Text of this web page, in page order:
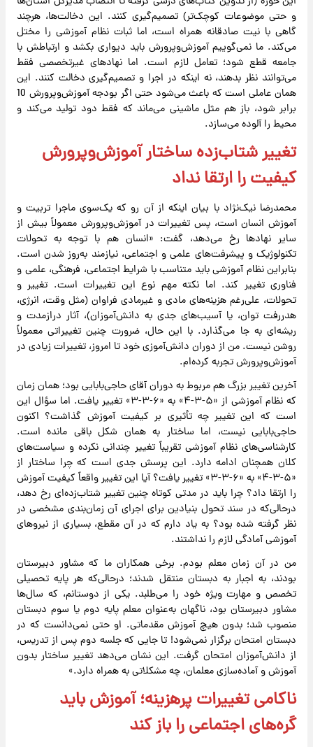
و حتی موضوعات کوچک‌تر) تصمیم‌گیری کنند. این دخالت‌ها، هرچند
گاهی با نیت صادقانه همراه است، اما ثبات نظام آموزشی را مختل
می‌کند. ما نمی‌گوییم آموزش‌وپرورش باید دیواری بکشد و ارتباطش با
جامعه قطع شود؛ تعامل لازم است. اما نهادهای غیرتخصصی فقط
می‌توانند نظر بدهند، نه اینکه در اجرا و تصمیم‌گیری دخالت کنند. این
همان عاملی است که باعث می‌شود حتی اگر بودجه آموزش‌وپرورش 10
برابر شود، باز هم مثل ماشینی می‌ماند که فقط دود تولید می‌کند و
محیط را آلوده می‌سازد.
تغییر شتاب‌زده ساختار آموزش‌وپرورش
کیفیت را ارتقا نداد
محمدرضا نیک‌نژاد با بیان اینکه از آن رو که یک‌سوی ماجرا تربیت و
آموزش انسان است، پس تغییرات در آموزش‌وپرورش معمولاً بیش از
سایر نهاد‌ها رخ می‌دهد، گفت: «انسان هم با توجه به تحولات
تکنولوژیک و پیشرفت‌های علمی و اجتماعی، نیازمند به‌روز شدن است.
بنابراین نظام آموزشی باید متناسب با شرایط اجتماعی، فرهنگی، علمی و
فناوری تغییر کند. اما نکته مهم نوع این تغییرات است. تغییر و
تحولات، علی‌رغم هزینه‌های مادی و غیرمادی فراوان (مثل وقت، انرژی،
هدررفت توان، یا آسیب‌های جدی به دانش‌آموزان)، آثار درازمدت و
ریشه‌ای به جا می‌گذارد. با این حال، ضرورت چنین تغییراتی معمولاً
روشن نیست. من از دوران دانش‌آموزی خود تا امروز، تغییرات زیادی در
آموزش‌وپرورش تجربه کرده‌ام.
آخرین تغییر بزرگ هم مربوط به دوران آقای حاجی‌بابایی بود؛ همان زمان
که نظام آموزشی از «۵-۳-۴» به «۶-۳-۳» تغییر یافت. اما سؤال این
است که این تغییر چه تأثیری بر کیفیت آموزش گذاشت؟ اکنون
حاجی‌بابایی نیست، اما ساختار به همان شکل باقی مانده است.
کارشناسی‌های نظام آموزشی تقریباً تغییر چندانی نکرده و سیاست‌های
کلان همچنان ادامه دارد. این پرسش جدی است که چرا ساختار از
«۵-۳-۴» به «۶-۳-۳» تغییر یافت؟ آیا این تغییر واقعاً کیفیت آموزش
را ارتقا داد؟ چرا باید در مدتی کوتاه چنین تغییر شتاب‌زده‌ای رخ دهد،
درحالی‌که در سند تحول بنیادین برای اجرای آن زمان‌بندی مشخصی در
نظر گرفته شده بود؟ به یاد دارم که در آن مقطع، بسیاری از نیرو‌های
آموزشی آمادگی لازم را نداشتند.
من در آن زمان معلم بودم. برخی همکاران ما که مشاور دبیرستان
بودند، به اجبار به دبستان منتقل شدند؛ درحالی‌که هر پایه تحصیلی
تخصص و مهارت ویژه خود را می‌طلبد. یکی از دوستانم، که سال‌ها
مشاور دبیرستان بود، ناگهان به‌عنوان معلم پایه دوم یا سوم دبستان
منصوب شد؛ بدون هیچ آموزش مقدماتی. او حتی نمی‌دانست که در
دبستان امتحان برگزار نمی‌شود! تا جایی که جلسه دوم پس از تدریس،
از دانش‌آموزان امتحان گرفت. این نشان می‌دهد تغییر ساختار بدون
آموزش و آماده‌سازی معلمان، چه مشکلاتی به همراه دارد.»
ناکامی تغییرات پرهزینه؛ آموزش باید
گره‌های اجتماعی را باز کند